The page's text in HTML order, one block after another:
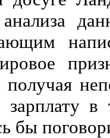
получая
бы